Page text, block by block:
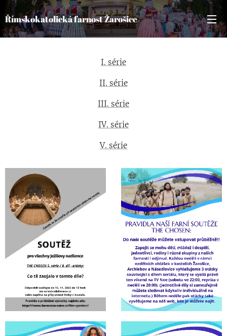
Římskokatolická farnost Žarošice
I. série
II. série
III. série
IV. série
V. série